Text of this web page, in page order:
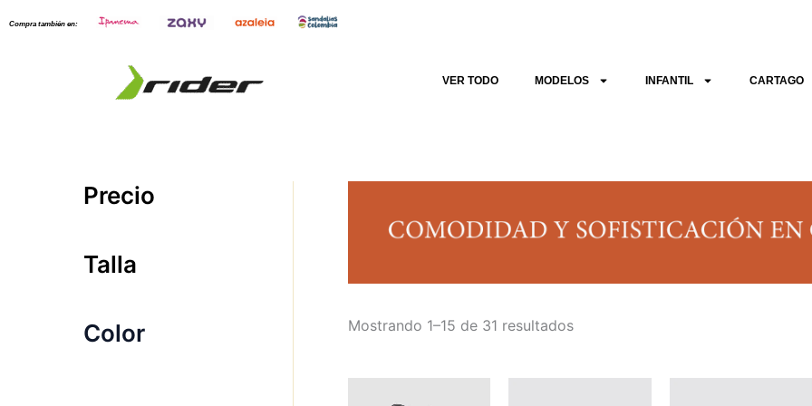
Compra también en:
VER TODO MODELOS INFANTIL CARTAGO
Precio
Talla
Color Mostrando 1–15 de 31 resultados